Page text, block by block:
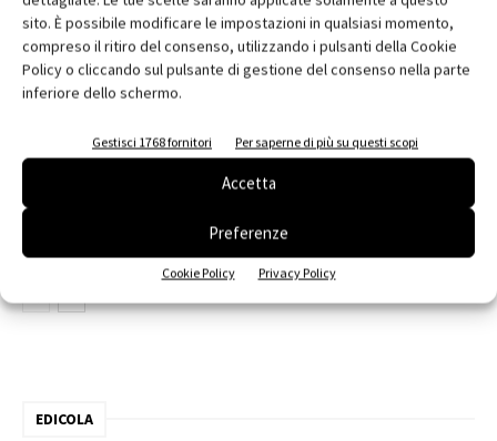
sito. È possibile modificare le impostazioni in qualsiasi momento,
compreso il ritiro del consenso, utilizzando i pulsanti della Cookie
Policy o cliccando sul pulsante di gestione del consenso nella parte
inferiore dello schermo.
Gestisci 1768 fornitori Per saperne di più su questi scopi
Accetta
Preferenze
Cookie Policy Privacy Policy
contenuto sponsorizzato
Edilizia, VELUX e SIMA al Senato
EDICOLA